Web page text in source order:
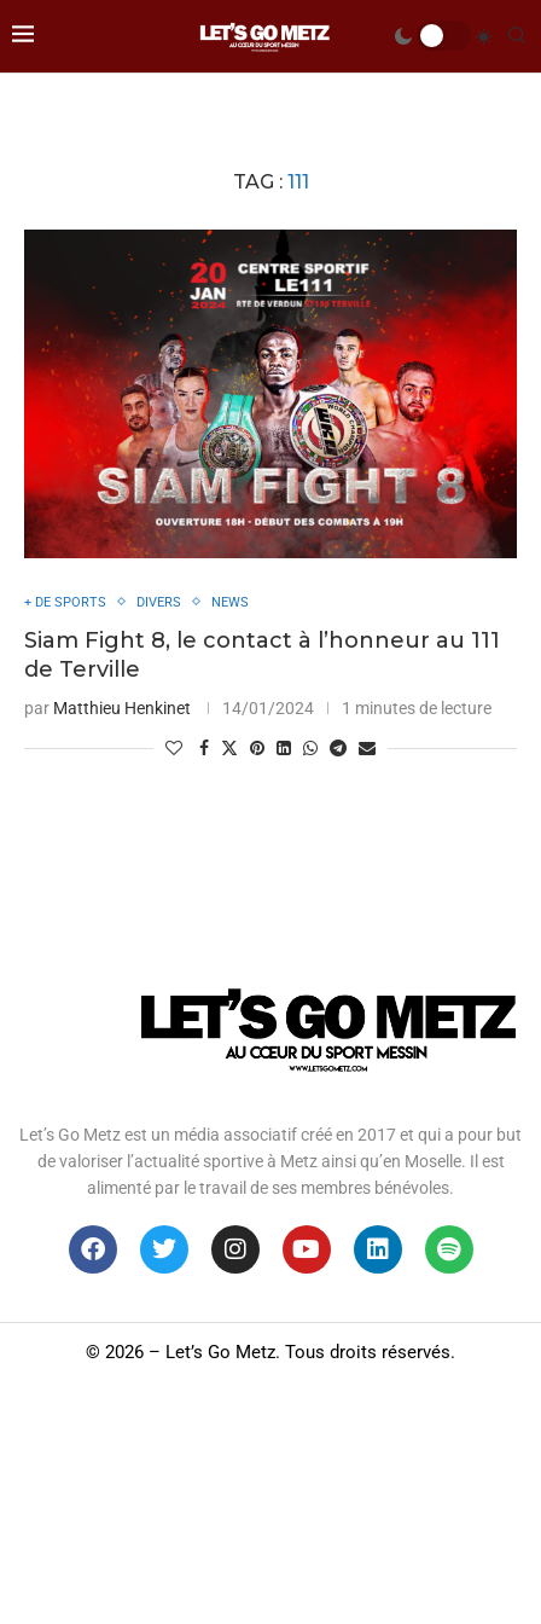
TAG : 111
+ DE SPORTS DIVERS NEWS
Siam Fight 8, le contact à l’honneur au 111
de Terville
par Matthieu Henkinet 14/01/2024 1 minutes de lecture
Let’s Go Metz est un média associatif créé en 2017 et qui a pour but
de valoriser l’actualité sportive à Metz ainsi qu’en Moselle. Il est
alimenté par le travail de ses membres bénévoles.
© 2026 – Let’s Go Metz. Tous droits réservés.